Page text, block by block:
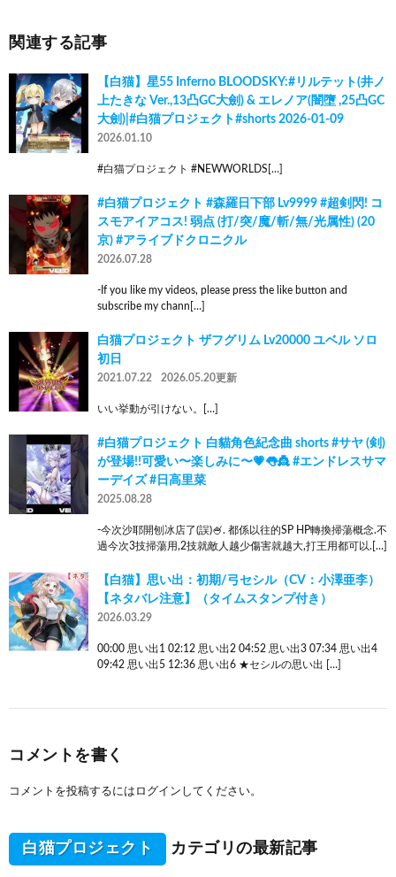
関連する記事
【白猫】星55 Inferno BLOODSKY:#リルテット(井ノ
上たきな Ver.,13凸GC大劍) & エレノア(闇墮 ,25凸GC
大劍)|#白猫プロジェクト#shorts 2026-01-09
2026.01.10
#白猫プロジェクト #NEWWORLDS[…]
#白猫プロジェクト #森羅日下部 Lv9999 #超剣閃! コ
スモアイアコス! 弱点 (打/突/魔/斬/無/光属性) (20
京) #アライブドクロニクル
2026.07.28
-If you like my videos, please press the like button and
subscribe my chann[…]
白猫プロジェクト ザフグリム Lv20000 ユベル ソロ
初日
2021.07.22 2026.05.20更新
いい挙動が引けない。[…]
#白猫プロジェクト 白貓角色紀念曲 shorts #サヤ (剣)
が登場!!可愛い〜楽しみに〜💗👅👸 #エンドレスサマ
ーデイズ #日高里菜
2025.08.28
-今次沙耶開刨冰店了(誤)🍧. 都係以往的SP HP轉換掃蕩概念.不
過今次3技掃蕩用,2技就敵人越少傷害就越大,打王用都可以.[…]
【白猫】思い出：初期/弓セシル（CV：小澤亜李）
【ネタバレ注意】（タイムスタンプ付き）
2026.03.29
00:00 思い出1 02:12 思い出2 04:52 思い出3 07:34 思い出4
09:42 思い出5 12:36 思い出6 ★セシルの思い出 […]
コメントを書く
コメントを投稿するには ログイン してください。
白猫プロジェクト カテゴリの最新記事